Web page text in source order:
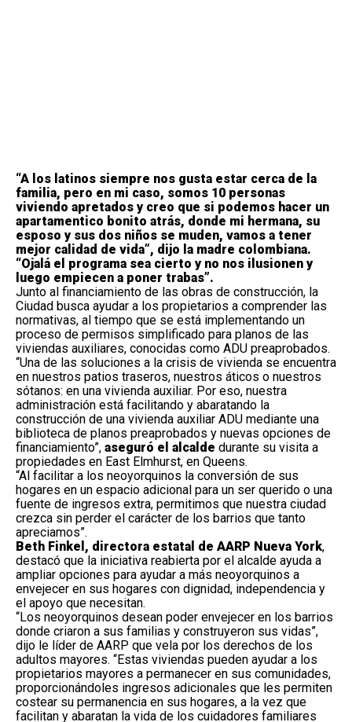
“A los latinos siempre nos gusta estar cerca de la
familia, pero en mi caso, somos 10 personas
viviendo apretados y creo que si podemos hacer un
apartamentico bonito atrás, donde mi hermana, su
esposo y sus dos niños se muden, vamos a tener
mejor calidad de vida”, dijo la madre colombiana.
“Ojalá el programa sea cierto y no nos ilusionen y
luego empiecen a poner trabas”.
Junto al financiamiento de las obras de construcción, la
Ciudad busca ayudar a los propietarios a comprender las
normativas, al tiempo que se está implementando un
proceso de permisos simplificado para planos de las
viviendas auxiliares, conocidas como ADU preaprobados.
“Una de las soluciones a la crisis de vivienda se encuentra
en nuestros patios traseros, nuestros áticos o nuestros
sótanos: en una vivienda auxiliar. Por eso, nuestra
administración está facilitando y abaratando la
construcción de una vivienda auxiliar ADU mediante una
biblioteca de planos preaprobados y nuevas opciones de
financiamiento”, aseguró el alcalde durante su visita a
propiedades en East Elmhurst, en Queens.
“Al facilitar a los neoyorquinos la conversión de sus
hogares en un espacio adicional para un ser querido o una
fuente de ingresos extra, permitimos que nuestra ciudad
crezca sin perder el carácter de los barrios que tanto
apreciamos”.
Beth Finkel, directora estatal de AARP Nueva York,
destacó que la iniciativa reabierta por el alcalde ayuda a
ampliar opciones para ayudar a más neoyorquinos a
envejecer en sus hogares con dignidad, independencia y
el apoyo que necesitan.
“Los neoyorquinos desean poder envejecer en los barrios
donde criaron a sus familias y construyeron sus vidas”,
dijo le líder de AARP que vela por los derechos de los
adultos mayores. “Estas viviendas pueden ayudar a los
propietarios mayores a permanecer en sus comunidades,
proporcionándoles ingresos adicionales que les permiten
costear su permanencia en sus hogares, a la vez que
facilitan y abaratan la vida de los cuidadores familiares